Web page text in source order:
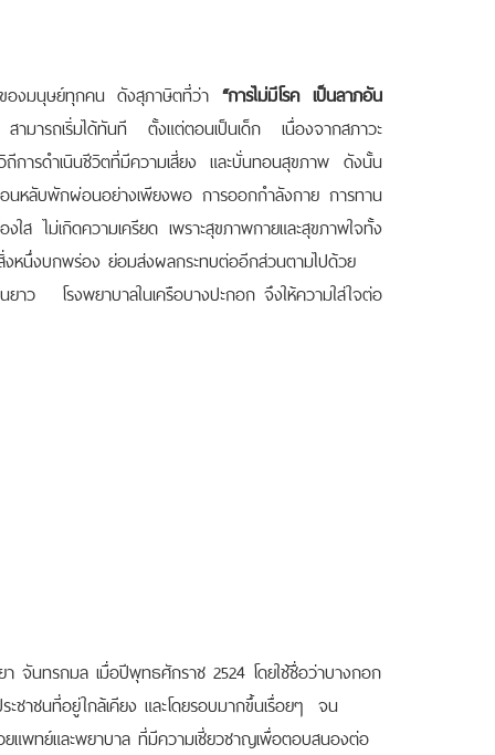
องมนุษย์ทุกคน ดังสุภาษิตที่ว่า“การไม่มีโรค เป็นลาภอัน
ารถเริ่มได้ทันที ตั้งแต่ตอนเป็นเด็ก เนื่องจากสภาวะ
การดำเนินชีวิตที่มีความเสี่ยง และบั่นทอนสุขภาพ ดังนั้น
นหลับพักผ่อนอย่างเพียงพอ การออกกำลังกาย การทาน
ใส ไม่เกิดความเครียด เพราะสุขภาพกายและสุขภาพใจทั้ง
งหนึ่งบกพร่อง ย่อมส่งผลกระทบต่ออีกส่วนตามไปด้วย
โรงพยาบาลในเครือบางปะกอก จึงให้ความใส่ใจต่อ
นทรกมล เมื่อปีพุทธศักราช 2524 โดยใช้ชื่อว่าบางกอก
ะชาชนที่อยู่ใกล้เคียง และโดยรอบมากขึ้นเรื่อยๆ จน
แพทย์และพยาบาล ที่มีความเชี่ยวชาญเพื่อตอบสนองต่อ